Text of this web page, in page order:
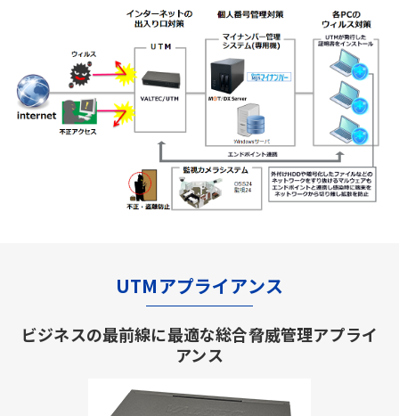
UTMアプライアンス
ビジネスの最前線に最適な総合脅威管理アプライ
アンス